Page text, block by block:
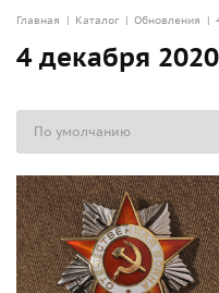
Главная | Каталог | Обновления |
4 декабря 2020